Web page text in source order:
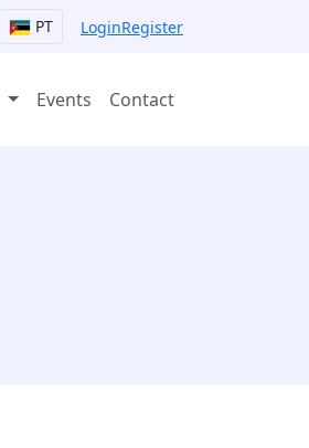
PT LoginRegister
Events Contact